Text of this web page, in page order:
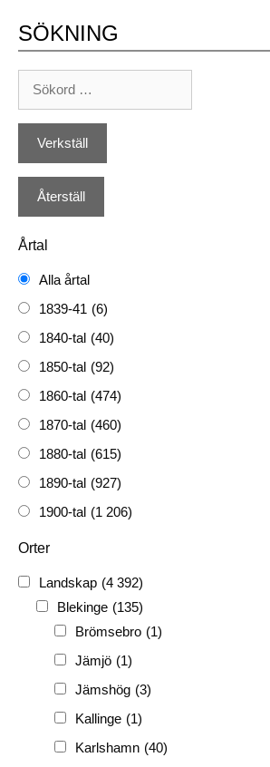
SÖKNING
Årtal
Alla årtal
1839-41 (6)
1840-tal (40)
1850-tal (92)
1860-tal (474)
1870-tal (460)
1880-tal (615)
1890-tal (927)
1900-tal (1 206)
FH
(338)
FRG
(3 189)
PF (3 882)
PIONJÄR (129)
Orter
Landskap (4 392)
Blekinge (135)
Brömsebro (1)
Jämjö (1)
Jämshög (3)
Kallinge (1)
Karlshamn (40)